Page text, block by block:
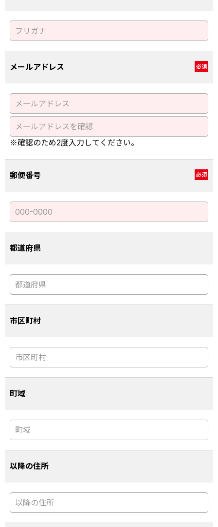
メールアドレス 必須
※確認のため2度入力してください。
郵便番号 必須
都道府県
市区町村
町域
以降の住所